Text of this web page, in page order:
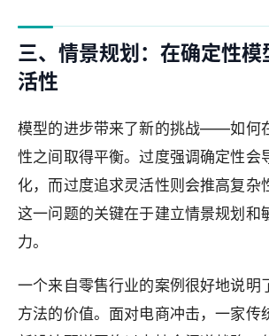
三、情景规划：在确定性模
活性
模型的进步带来了新的挑战——如何
性之间取得平衡。过度强调确定性会
化，而过度追求灵活性则会推高复杂
这一问题的关键在于建立情景规划和
力。
一个来自零售行业的案例很好地说明
方法的价值。面对电商冲击，一家传